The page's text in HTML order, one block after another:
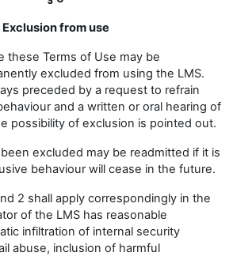
Exclusion from use
these Terms of Use may be
excluded from using the LMS.
preceded by a request to refrain
and a written or oral hearing of
possibility of exclusion is pointed out.
excluded may be readmitted if it is
behaviour will cease in the future.
2 shall apply correspondingly in the
of the LMS has reasonable
infiltration of internal security
abuse, inclusion of harmful